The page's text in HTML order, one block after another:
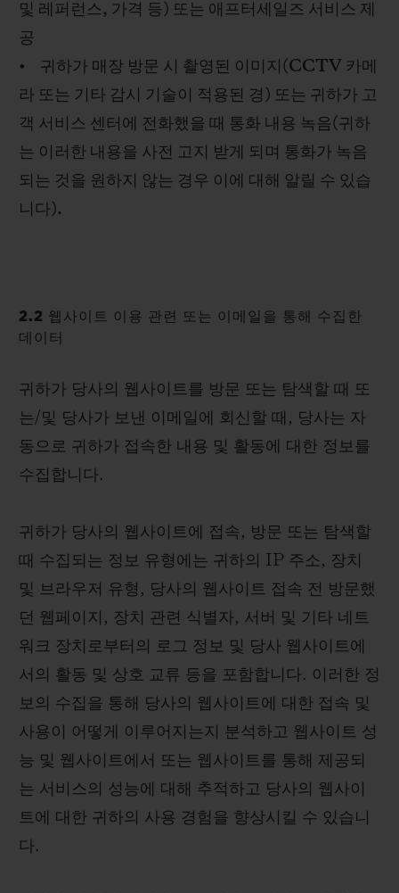
및 레퍼런스, 가격 등) 또는 애프터세일즈 서비스 제
공
• 귀하가 매장 방문 시 촬영된 이미지(CCTV 카메
라 또는 기타 감시 기술이 적용된 경) 또는 귀하가 고
객 서비스 센터에 전화했을 때 통화 내용 녹음(귀하
는 이러한 내용을 사전 고지 받게 되며 통화가 녹음
되는 것을 원하지 않는 경우 이에 대해 알릴 수 있습
니다).
2.2 웹사이트 이용 관련 또는 이메일을 통해 수집한
데이터
귀하가 당사의 웹사이트를 방문 또는 탐색할 때 또
는/및 당사가 보낸 이메일에 회신할 때, 당사는 자
동으로 귀하가 접속한 내용 및 활동에 대한 정보를
수집합니다.
귀하가 당사의 웹사이트에 접속, 방문 또는 탐색할
때 수집되는 정보 유형에는 귀하의 IP 주소, 장치
및 브라우저 유형, 당사의 웹사이트 접속 전 방문했
던 웹페이지, 장치 관련 식별자, 서버 및 기타 네트
워크 장치로부터의 로그 정보 및 당사 웹사이트에
서의 활동 및 상호 교류 등을 포함합니다. 이러한 정
보의 수집을 통해 당사의 웹사이트에 대한 접속 및
사용이 어떻게 이루어지는지 분석하고 웹사이트 성
능 및 웹사이트에서 또는 웹사이트를 통해 제공되
는 서비스의 성능에 대해 추적하고 당사의 웹사이
트에 대한 귀하의 사용 경험을 향상시킬 수 있습니
다.